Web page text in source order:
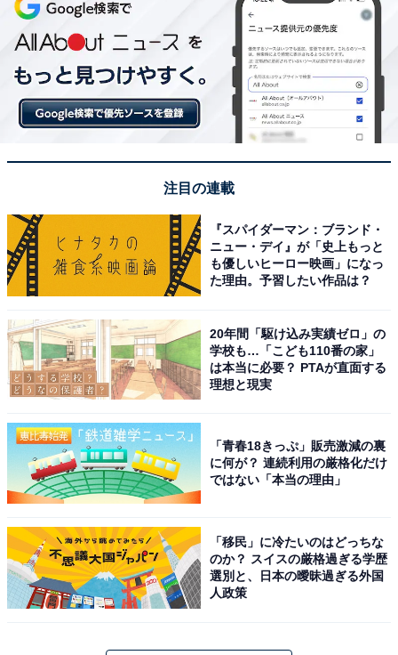
不公平を感じる場面は「実際の成果に対して上司の評価
（査定）が高すぎる」（56.9％）が最多でした。次いで
「上司の態度が明らかに違う」（41.4％）、「任される
業務内容が明らかに違う」（29.3％）と続く結果に。
不公平を感じたエピソードについては、「口調が違う
（25歳女性）」「仕事の割り振りに差がある（43歳男
性）」などのコメントが寄せられました。
上司のひいきによって「人間関係が悪化する」と
約8割が回答
注目の連載
『スパイダーマン：ブランド・
ニュー・デイ』が「史上もっと
も優しいヒーロー映画」になっ
た理由。予習したい作品は？
20年間「駆け込み実績ゼロ」の
学校も…「こども110番の家」
は本当に必要？ PTAが直面する
理想と現実
「青春18きっぷ」販売激減の裏
に何が？ 連続利用の厳格化だけ
ではない「本当の理由」
「移民」に冷たいのはどっちな
のか？ スイスの厳格過ぎる学歴
選別と、日本の曖昧過ぎる外国
人政策